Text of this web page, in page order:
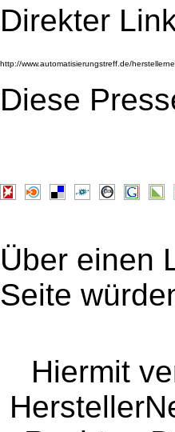
Direkter
Diese
Über einen
Seite
Hiermit